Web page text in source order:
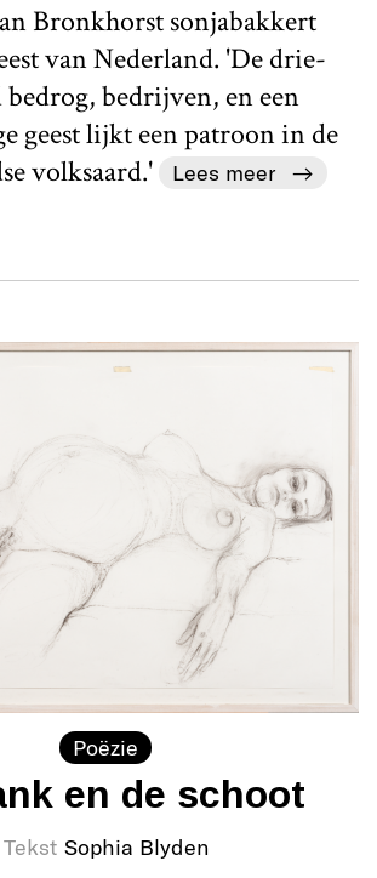
Bronkhorst sonjabakkert
van Nederland. 'De drie-
bedrog, bedrijven, en een
geest lijkt een patroon in de
volksaard.'
Lees meer
Poëzie
en de schoot
Tekst Sophia Blyden